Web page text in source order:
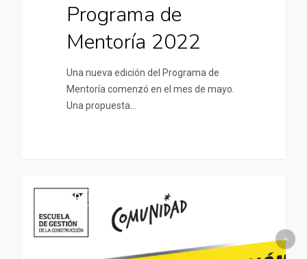
Programa de
Mentoría 2022
Una nueva edición del Programa de
Mentoría comenzó en el mes de mayo.
Una propuesta…
UNIVERSIDADES